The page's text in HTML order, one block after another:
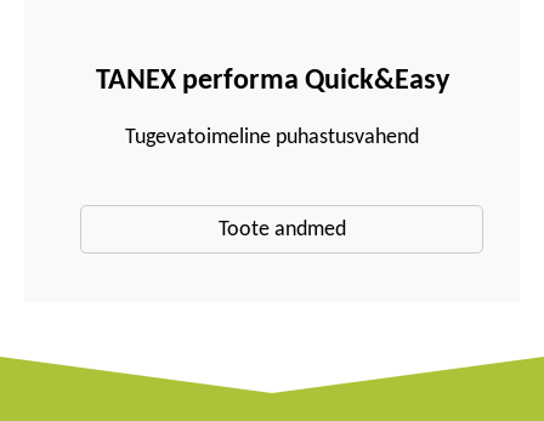
TANEX performa Quick&Easy
Tugevatoimeline puhastusvahend
Toote andmed